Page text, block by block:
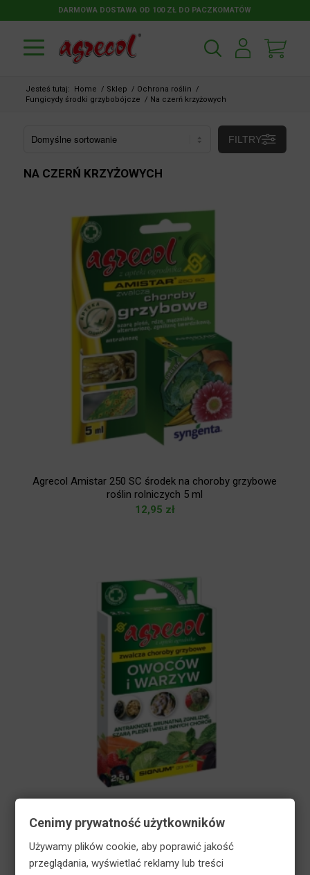
DARMOWA DOSTAWA OD 100 ZŁ DO PACZKOMATÓW
Jesteś tutaj: Home / Sklep / Ochrona roślin /
Fungicydy środki grzybobójcze / Na czerń krzyżowych
NA CZERŃ KRZYŻOWYCH
FILTRY
Agrecol Amistar 250 SC środek na choroby grzybowe
roślin rolniczych 5 ml
12,95 zł
Agrecol Signum 33 WG środek na choroby grzybowe
owoców i warzyw 2,5 g
11,69zł
Cenimy prywatność użytkowników
Używamy plików cookie, aby poprawić jakość
przeglądania, wyświetlać reklamy lub treści